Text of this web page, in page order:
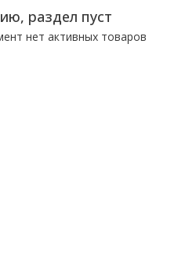
раздел пуст
нет активных товаров